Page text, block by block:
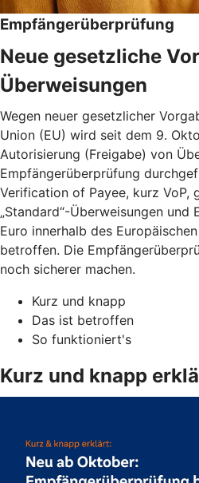
Empfängerüberprüfung
Neue gesetzliche
Überweisungen
Wegen neuer gesetzlicher
Union (EU) wird seit dem 9.
Autorisierung (Freigabe) von
Empfängerüberprüfung
Verification of Payee, kurz VoP,
„Standard“-Überweisungen und
Euro innerhalb des
betroffen. Die
noch sicherer machen.
Kurz und knapp
Das ist betroffen
So funktioniert's
Kurz und knapp